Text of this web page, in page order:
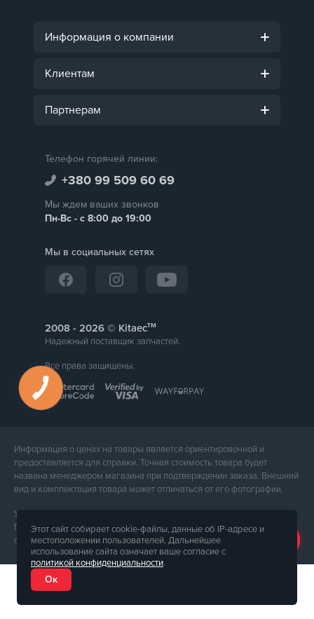
Информация о компании
Клиентам
Партнерам
Телефон горячей линии:
+380 99 509 60 69
Мы ждем ваших звонков
Пн-Вс - с 8:00 до 19:00
Мы в социальных сетях
2008 - © Kitaecтм
Надежный поставщик запчастей.
Все права защищены.
Информация о ценах на товары является ориентировочной и
предоставляется для справки. Точная стоимость товара будет
названа менеджером магазина при подтверждении заказа. Внешний
вид и комплектация товара может отличаться от его фотографии.
Услуги предоставляет ФЛП Тюпа Петр Павлович, ИПН 2770105454.
Политика конфиденциальности доступна поссылке. Публичная
оферта доступна поссылке.
Этот сайт собирает cookie-файлы, данные об IP-адресе и
местоположении пользователей. Дальнейшее
использование сайта означает ваше согласие с
политикой конфиденциальности.
Ок